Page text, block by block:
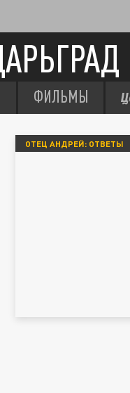
ФИЛЬМЫ
ОТЕЦ АНДРЕЙ: ОТВЕТЫ